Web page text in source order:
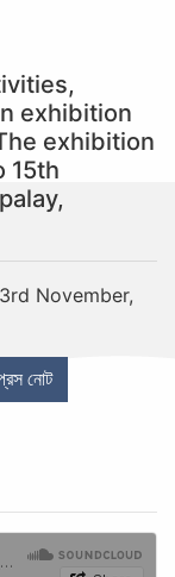
exhibition
exhibition
15th
November,
নোট